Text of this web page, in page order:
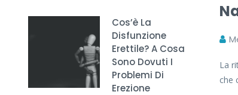
Cos’è La
Disfunzione
Erettile? A Cosa
Sono Dovuti I
Problemi Di
Erezione
La
che